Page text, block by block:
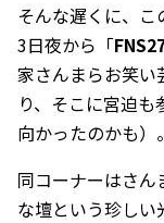
そんな遅くに、こ
3日夜から「
家さんまらお笑
り、そこに宮迫
向かったのかも）。
同コーナーはさ
な壇という珍し